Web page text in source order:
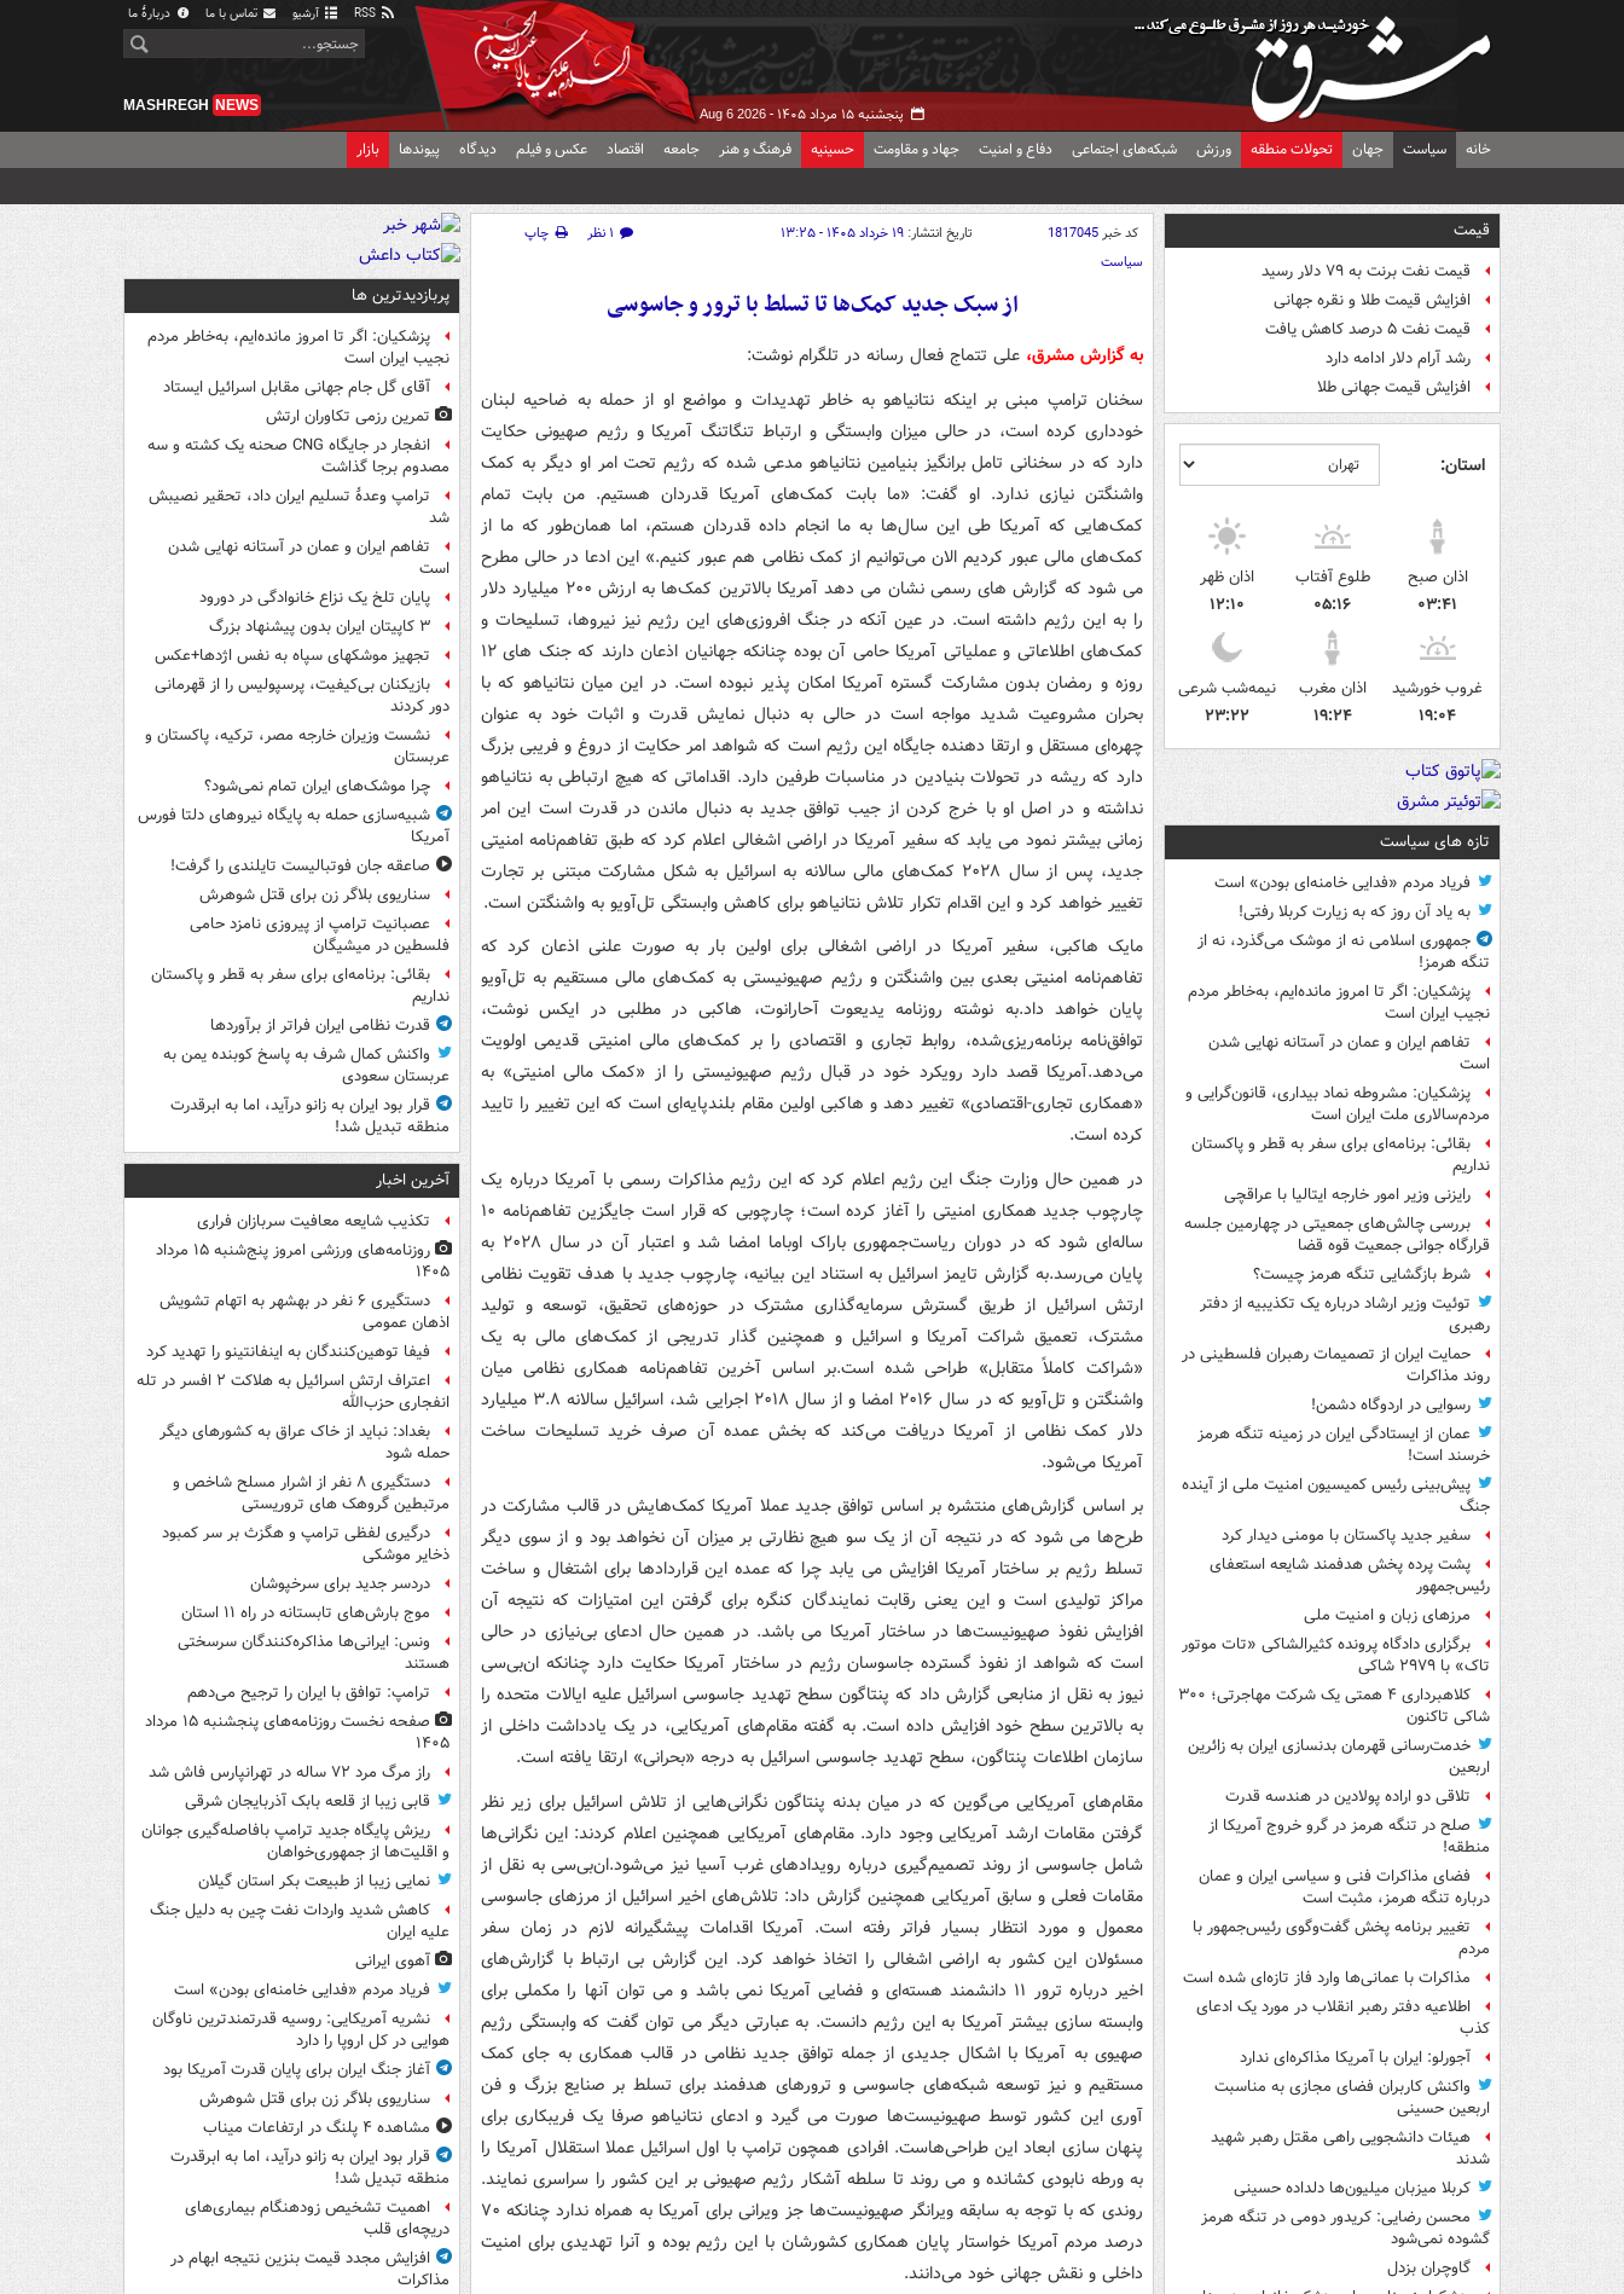
آرشیو تماس با ما دربارهٔ ما
پنجشنبه ۱۵ مرداد ۱۴۰۵ - Aug 6 2026
MASHREGH NEWS
خانه سیاست جهان تحولات منطقه ورزش شبکه‌های اجتماعی دفاع و امنیت جهاد و مقاومت حسینیه فرهنگ و هنر جامعه اقتصاد عکس و فیلم دیدگاه پیوندها بازار
قیمت
قیمت نفت برنت به ۷۹ دلار رسید
افزایش قیمت طلا و نقره جهانی
قیمت نفت ۵ درصد کاهش یافت
رشد آرام دلار ادامه دارد
افزایش قیمت جهانی طلا
استان:
اذان صبح
۰۳:۴۱
طلوع آفتاب
۰۵:۱۶
اذان ظهر
۱۲:۱۰
غروب خورشید
۱۹:۰۴
اذان مغرب
۱۹:۲۴
نیمه‌شب شرعی
۲۳:۲۲
تازه های سیاست
فریاد مردم «فدایی خامنه‌ای بودن» است
به یاد آن روز که به زیارت کربلا رفتی!
جمهوری اسلامی نه از موشک می‌گذرد، نه از
تنگه هرمز!
پزشکیان: اگر تا امروز مانده‌ایم، به‌خاطر مردم
نجیب ایران است
تفاهم ایران و عمان در آستانه نهایی شدن
است
پزشکیان: مشروطه نماد بیداری، قانون‌گرایی و
مردم‌سالاری ملت ایران است
بقائی: برنامه‌ای برای سفر به قطر و پاکستان
نداریم
رایزنی وزیر امور خارجه ایتالیا با عراقچی
بررسی چالش‌های جمعیتی در چهارمین جلسه
قرارگاه جوانی جمعیت قوه قضا
شرط بازگشایی تنگه هرمز چیست؟
توئیت وزیر ارشاد درباره یک تکذیبیه از دفتر
رهبری
حمایت ایران از تصمیمات رهبران فلسطینی در
روند مذاکرات
رسوایی در اردوگاه دشمن!
عمان از ایستادگی ایران در زمینه تنگه هرمز
خرسند است!
پیش‌بینی رئیس کمیسیون امنیت ملی از آینده
جنگ
سفیر جدید پاکستان با مومنی دیدار کرد
پشت پرده پخش هدفمند شایعه استعفای
رئیس‌جمهور
مرزهای زبان و امنیت ملی
برگزاری دادگاه پرونده کثیرالشاکی «تات موتور
تاک» با ۲۹۷۹ شاکی
کلاهبرداری ۴ همتی یک شرکت مهاجرتی؛ ۳۰۰
شاکی تاکنون
خدمت‌رسانی قهرمان بدنسازی ایران به زائرین
اربعین
تلاقی دو اراده پولادین در هندسه قدرت
صلح در تنگه هرمز در گرو خروج آمریکا از
منطقه!
فضای مذاکرات فنی و سیاسی ایران و عمان
درباره تنگه هرمز، مثبت است
تغییر برنامه پخش گفت‌وگوی رئیس‌جمهور با
مردم
مذاکرات با عمانی‌ها وارد فاز تازه‌ای شده است
اطلاعیه دفتر رهبر انقلاب در مورد یک ادعای
کذب
آجورلو: ایران با آمریکا مذاکره‌ای ندارد
واکنش کاربران فضای مجازی به مناسبت
اربعین حسینی
هیئات دانشجویی راهی مقتل رهبر شهید
شدند
کربلا میزبان میلیون‌ها دلداده حسینی
محسن رضایی: کریدور دومی در تنگه هرمز
گشوده نمی‌شود
گاوچران بزدل
کد خبر1817045 تاریخ انتشار: ۱۹ خرداد ۱۴۰۵ - ۱۳:۲۵ ۱ نظر
چاپ
سیاست
از سبک جدید کمک‌ها تا تسلط با ترور و جاسوسی
به گزارش مشرق، علی تتماج فعال رسانه در تلگرام نوشت:
سخنان ترامپ مبنی بر اینکه نتانیاهو به خاطر تهدیدات و مواضع او از حمله به ضاحیه لبنان
خودداری کرده است، در حالی میزان وابستگی و ارتباط تنگاتنگ آمریکا و رژیم صهیونی حکایت
دارد که در سخنانی تامل برانگیز بنیامین نتانیاهو مدعی شده که رژیم تحت امر او دیگر به کمک
واشنگتن نیازی ندارد. او گفت: «ما بابت کمک‌های آمریکا قدردان هستیم. من بابت تمام
کمک‌هایی که آمریکا طی این سال‌ها به ما انجام داده قدردان هستم، اما همان‌طور که ما از
کمک‌های مالی عبور کردیم الان می‌توانیم از کمک نظامی هم عبور کنیم.» این ادعا در حالی مطرح
می شود که گزارش های رسمی نشان می دهد آمریکا بالاترین کمک‌ها به ارزش ۲۰۰ میلیارد دلار
را به این رژیم داشته است. در عین آنکه در جنگ افروزی‌های این رژیم نیز نیروها، تسلیحات و
کمک‌های اطلاعاتی و عملیاتی آمریکا حامی آن بوده چنانکه جهانیان اذعان دارند که جنک های ۱۲
روزه و رمضان بدون مشارکت گستره آمریکا امکان پذیر نبوده است. در این میان نتانیاهو که با
بحران مشروعیت شدید مواجه است در حالی به دنبال نمایش قدرت و اثبات خود به عنوان
چهره‌ای مستقل و ارتقا دهنده جایگاه این رژیم است که شواهد امر حکایت از دروغ و فریبی بزرگ
دارد که ریشه در تحولات بنیادین در مناسبات طرفین دارد. اقداماتی که هیچ ارتباطی به نتانیاهو
نداشته و در اصل او با خرج کردن از جیب توافق جدید به دنبال ماندن در قدرت است این امر
زمانی بیشتر نمود می یابد که سفیر آمریکا در اراضی اشغالی اعلام کرد که طبق تفاهم‌نامه امنیتی
جدید، پس از سال ۲۰۲۸ کمک‌های مالی سالانه به اسرائیل به شکل مشارکت مبتنی بر تجارت
تغییر خواهد کرد و این اقدام تکرار تلاش نتانیاهو برای کاهش وابستگی تل‌آویو به واشنگتن است.
مایک هاکبی، سفیر آمریکا در اراضی اشغالی برای اولین بار به صورت علنی اذعان کرد که
تفاهم‌نامه امنیتی بعدی بین واشنگتن و رژیم صهیونیستی به کمک‌های مالی مستقیم به تل‌آویو
پایان خواهد داد.به نوشته روزنامه یدیعوت آحارانوت، هاکبی در مطلبی در ایکس نوشت،
توافق‌نامه برنامه‌ریزی‌شده، روابط تجاری و اقتصادی را بر کمک‌های مالی امنیتی قدیمی اولویت
می‌دهد.آمریکا قصد دارد رویکرد خود در قبال رژیم صهیونیستی را از «کمک مالی امنیتی» به
«همکاری تجاری-اقتصادی» تغییر دهد و هاکبی اولین مقام بلندپایه‌ای است که این تغییر را تایید
کرده است.
در همین حال وزارت جنگ این رژیم اعلام کرد که این رژیم مذاکرات رسمی با آمریکا درباره یک
چارچوب جدید همکاری امنیتی را آغاز کرده است؛ چارچوبی که قرار است جایگزین تفاهم‌نامه ۱۰
ساله‌ای شود که در دوران ریاست‌جمهوری باراک اوباما امضا شد و اعتبار آن در سال ۲۰۲۸ به
پایان می‌رسد.به گزارش تایمز اسرائیل به استناد این بیانیه، چارچوب جدید با هدف تقویت نظامی
ارتش اسرائیل از طریق گسترش سرمایه‌گذاری مشترک در حوزه‌های تحقیق، توسعه و تولید
مشترک، تعمیق شراکت آمریکا و اسرائیل و همچنین گذار تدریجی از کمک‌های مالی به یک
«شراکت کاملاً متقابل» طراحی شده است.بر اساس آخرین تفاهم‌نامه همکاری نظامی میان
واشنگتن و تل‌آویو که در سال ۲۰۱۶ امضا و از سال ۲۰۱۸ اجرایی شد، اسرائیل سالانه ۳.۸ میلیارد
دلار کمک نظامی از آمریکا دریافت می‌کند که بخش عمده آن صرف خرید تسلیحات ساخت
آمریکا می‌شود.
بر اساس گزارش‌های منتشره بر اساس توافق جدید عملا آمریکا کمک‌هایش در قالب مشارکت در
طرح‌ها می شود که در نتیجه آن از یک سو هیچ نظارتی بر میزان آن نخواهد بود و از سوی دیگر
تسلط رژیم بر ساختار آمریکا افزایش می یابد چرا که عمده این قراردادها برای اشتغال و ساخت
مراکز تولیدی است و این یعنی رقابت نمایندگان کنگره برای گرفتن این امتیازات که نتیجه آن
افزایش نفوذ صهیونیست‌ها در ساختار آمریکا می باشد. در همین حال ادعای بی‌نیازی در حالی
است که شواهد از نفوذ گسترده جاسوسان رژیم در ساختار آمریکا حکایت دارد چنانکه ان‌بی‌سی
نیوز به نقل از منابعی گزارش داد که پنتاگون سطح تهدید جاسوسی اسرائیل علیه ایالات متحده را
به بالاترین سطح خود افزایش داده است. به گفته مقام‌های آمریکایی، در یک یادداشت داخلی از
سازمان اطلاعات پنتاگون، سطح تهدید جاسوسی اسرائیل به درجه «بحرانی» ارتقا یافته است.
مقام‌های آمریکایی می‌گوین که در میان بدنه پنتاگون نگرانی‌هایی از تلاش اسرائیل برای زیر نظر
گرفتن مقامات ارشد آمریکایی وجود دارد. مقام‌های آمریکایی همچنین اعلام کردند: این نگرانی‌ها
شامل جاسوسی از روند تصمیم‌گیری درباره رویدادهای غرب آسیا نیز می‌شود.ان‌بی‌سی به نقل از
مقامات فعلی و سابق آمریکایی همچنین گزارش داد: تلاش‌های اخیر اسرائیل از مرزهای جاسوسی
معمول و مورد انتظار بسیار فراتر رفته است. آمریکا اقدامات پیشگیرانه لازم در زمان سفر
مسئولان این کشور به اراضی اشغالی را اتخاذ خواهد کرد. این گزارش بی ارتباط با گزارش‌های
اخیر درباره ترور ۱۱ دانشمند هسته‌ای و فضایی آمریکا نمی باشد و می توان آنها را مکملی برای
وابسته سازی بیشتر آمریکا به این رژیم دانست. به عبارتی دیگر می توان گفت که وابستگی رژیم
صهیوی به آمریکا با اشکال جدیدی از جمله توافق جدید نظامی در قالب همکاری به جای کمک
مستقیم و نیز توسعه شبکه‌های جاسوسی و ترورهای هدفمند برای تسلط بر صنایع بزرگ و فن
آوری این کشور توسط صهیونیست‌ها صورت می گیرد و ادعای نتانیاهو صرفا یک فریبکاری برای
پنهان سازی ابعاد این طراحی‌هاست. افرادی همچون ترامپ با اول اسرائیل عملا استقلال آمریکا را
به ورطه نابودی کشانده و می روند تا سلطه آشکار رژیم صهیونی بر این کشور را سراسری نمایند.
روندی که با توجه به سابقه ویرانگر صهیونیست‌ها جز ویرانی برای آمریکا به همراه ندارد چنانکه ۷۰
درصد مردم آمریکا خواستار پایان همکاری کشورشان با این رژیم بوده و آنرا تهدیدی برای امنیت
داخلی و نقش جهانی خود می‌دانند.
پربازدیدترین ها
پزشکیان: اگر تا امروز مانده‌ایم، به‌خاطر مردم
نجیب ایران است
آقای گل جام جهانی مقابل اسرائیل ایستاد
تمرین رزمی تکاوران ارتش
انفجار در جایگاه CNG صحنه یک کشته و سه
مصدوم برجا گذاشت
ترامپ وعدۀ تسلیم ایران داد، تحقیر نصیبش
شد
تفاهم ایران و عمان در آستانه نهایی شدن
است
پایان تلخ یک نزاع خانوادگی در دورود
۳ کاپیتان ایران بدون پیشنهاد بزرگ
تجهیز موشکهای سپاه به نفس اژدها+عکس
بازیکنان بی‌کیفیت، پرسپولیس را از قهرمانی
دور کردند
نشست وزیران خارجه مصر، ترکیه، پاکستان و
عربستان
چرا موشک‌های ایران تمام نمی‌شود؟
شبیه‌سازی حمله به پایگاه نیروهای دلتا فورس
آمریکا
صاعقه جان فوتبالیست تایلندی را گرفت!
سناریوی بلاگر زن برای قتل شوهرش
عصبانیت ترامپ از پیروزی نامزد حامی
فلسطین در میشیگان
بقائی: برنامه‌ای برای سفر به قطر و پاکستان
نداریم
قدرت نظامی ایران فراتر از برآوردها
واکنش کمال شرف به پاسخ کوبنده یمن به
عربستان سعودی
قرار بود ایران به زانو درآید، اما به ابرقدرت
منطقه تبدیل شد!
آخرین اخبار
تکذیب شایعه معافیت سربازان فراری
روزنامه‌های ورزشی امروز پنج‌شنبه ۱۵ مرداد
۱۴۰۵
دستگیری ۶ نفر در بهشهر به اتهام تشویش
اذهان عمومی
فیفا توهین‌کنندگان به اینفانتینو را تهدید کرد
اعتراف ارتش اسرائیل به هلاکت ۲ افسر در تله
انفجاری حزب‌الله
بغداد: نباید از خاک عراق به کشورهای دیگر
حمله شود
دستگیری ۸ نفر از اشرار مسلح شاخص و
مرتبطین گروهک های تروریستی
درگیری لفظی ترامپ و هگزث بر سر کمبود
ذخایر موشکی
دردسر جدید برای سرخپوشان
موج بارش‌های تابستانه در راه ۱۱ استان
ونس: ایرانی‌ها مذاکره‌کنندگان سرسختی
هستند
ترامپ: توافق با ایران را ترجیح می‌دهم
صفحه نخست روزنامه‌های پنجشنبه ۱۵ مرداد
۱۴۰۵
راز مرگ مرد ۷۲ ساله در تهرانپارس فاش شد
قابی زیبا از قلعه بابک آذربایجان شرقی
ریزش پایگاه جدید ترامپ بافاصله‌گیری جوانان
و اقلیت‌ها از جمهوری‌خواهان
نمایی زیبا از طبیعت بکر استان گیلان
کاهش شدید واردات نفت چین به دلیل جنگ
علیه ایران
آهوی ایرانی
فریاد مردم «فدایی خامنه‌ای بودن» است
نشریه آمریکایی: روسیه قدرتمندترین ناوگان
هوایی در کل اروپا را دارد
آغاز جنگ ایران برای پایان قدرت آمریکا بود
سناریوی بلاگر زن برای قتل شوهرش
مشاهده ۴ پلنگ در ارتفاعات میناب
قرار بود ایران به زانو درآید، اما به ابرقدرت
منطقه تبدیل شد!
اهمیت تشخیص زودهنگام بیماری‌های
دریچه‌ای قلب
افزایش مجدد قیمت بنزین نتیجه ابهام در
مذاکرات